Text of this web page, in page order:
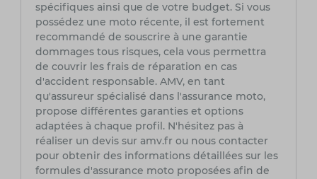
spécifiques ainsi que de votre budget. Si vous
possédez une moto récente, il est fortement
recommandé de souscrire à une garantie
dommages tous risques, cela vous permettra
de couvrir les frais de réparation en cas
d'accident responsable. AMV, en tant
qu'assureur spécialisé dans l'assurance moto,
propose différentes garanties et options
adaptées à chaque profil. N'hésitez pas à
réaliser un devis sur amv.fr ou nous contacter
pour obtenir des informations détaillées sur les
formules d'assurance moto proposées afin de